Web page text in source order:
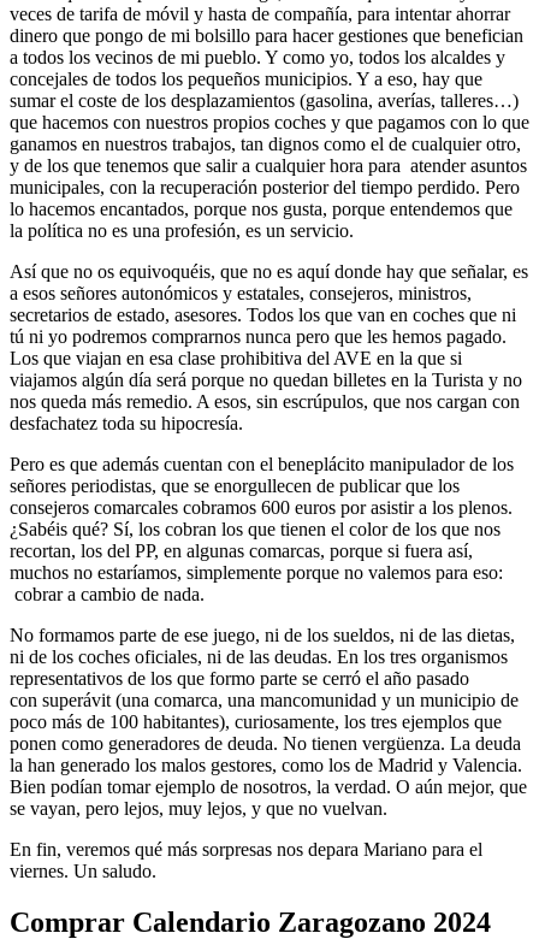
veces de tarifa de móvil y hasta de compañía, para intentar ahorrar
dinero que pongo de mi bolsillo para hacer gestiones que benefician
a todos los vecinos de mi pueblo. Y como yo, todos los alcaldes y
concejales de todos los pequeños municipios. Y a eso, hay que
sumar el coste de los desplazamientos (gasolina, averías, talleres…)
que hacemos con nuestros propios coches y que pagamos con lo que
ganamos en nuestros trabajos, tan dignos como el de cualquier otro,
y de los que tenemos que salir a cualquier hora para atender asuntos
municipales, con la recuperación posterior del tiempo perdido. Pero
lo hacemos encantados, porque nos gusta, porque entendemos que
la política no es una profesión, es un servicio.
Así que no os equivoquéis, que no es aquí donde hay que señalar, es
a esos señores autonómicos y estatales, consejeros, ministros,
secretarios de estado, asesores. Todos los que van en coches que ni
tú ni yo podremos comprarnos nunca pero que les hemos pagado.
Los que viajan en esa clase prohibitiva del AVE en la que si
viajamos algún día será porque no quedan billetes en la Turista y no
nos queda más remedio. A esos, sin escrúpulos, que nos cargan con
desfachatez toda su hipocresía.
Pero es que además cuentan con el beneplácito manipulador de los
señores periodistas, que se enorgullecen de publicar que los
consejeros comarcales cobramos 600 euros por asistir a los plenos.
¿Sabéis qué? Sí, los cobran los que tienen el color de los que nos
recortan, los del PP, en algunas comarcas, porque si fuera así,
muchos no estaríamos, simplemente porque no valemos para eso:
cobrar a cambio de nada.
No formamos parte de ese juego, ni de los sueldos, ni de las dietas,
ni de los coches oficiales, ni de las deudas. En los tres organismos
representativos de los que formo parte se cerró el año pasado
con superávit (una comarca, una mancomunidad y un municipio de
poco más de 100 habitantes), curiosamente, los tres ejemplos que
ponen como generadores de deuda. No tienen vergüenza. La deuda
la han generado los malos gestores, como los de Madrid y Valencia.
Bien podían tomar ejemplo de nosotros, la verdad. O aún mejor, que
se vayan, pero lejos, muy lejos, y que no vuelvan.
En fin, veremos qué más sorpresas nos depara Mariano para el
viernes. Un saludo.
Comprar Calendario Zaragozano 2024